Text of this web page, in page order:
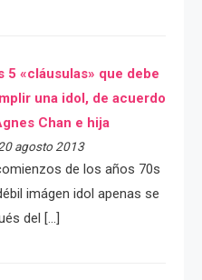
5 «cláusulas» que debe
una idol, de acuerdo
Chan e hija
agosto 2013
de los años 70s
imágen idol apenas se
del […]